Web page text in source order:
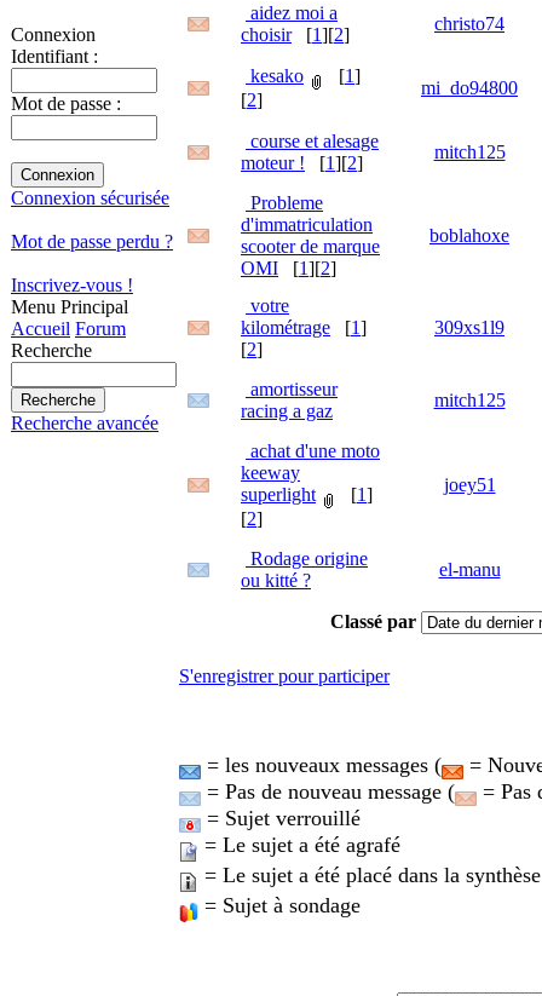
Connexion
Identifiant :
Mot de passe :
Connexion sécurisée
Mot de passe perdu ?
Inscrivez-vous !
Menu Principal
Accueil Forum
Recherche
Recherche avancée
aidez moi a
choisir[1][2]
christo74
kesako [1]
[2]
mi_do94800
course et alesage
moteur ! [1][2]
mitch125
Probleme
d'immatriculation
scooter de marque
OMI [1][2]
boblahoxe
votre
kilométrage [1]
[2]
309xs1l9
amortisseur
racing a gaz
mitch125
achat d'une moto
keeway
superlight
[1]
[2]
joey51
Rodage origine
ou kitté ?
el-manu
Classé par
S'enregistrer pour participer
= les nouveaux messages (
=
= Pas de nouveau message (
= Pas
= Sujet verrouillé
= Le sujet a été agrafé
= Le sujet a été placé dans la
= Sujet à sondage